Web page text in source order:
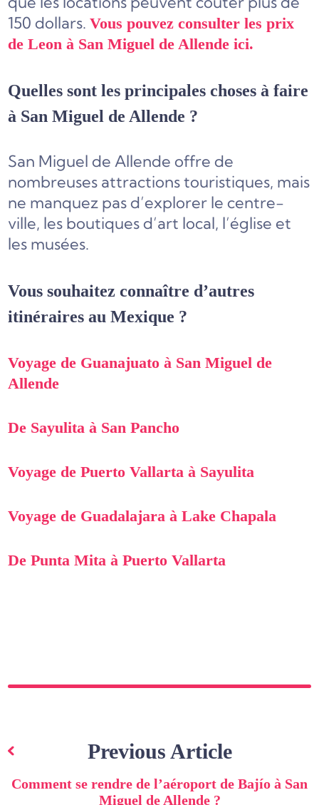
150 dollars.Vous pouvez consulter les prix
de Leon à San Miguel de Allende ici.
Quelles sont les principales choses à faire
à San Miguel de Allende ?
San Miguel de Allende offre de
nombreuses attractions touristiques, mais
ne manquez pas d’explorer le centre-
ville, les boutiques d’art local, l’église et
les musées.
Vous souhaitez connaître d’autres
itinéraires au Mexique ?
Voyage de Guanajuato à San Miguel de
Allende
De Sayulita à San Pancho
Voyage de Puerto Vallarta à Sayulita
Voyage de Guadalajara à Lake Chapala
De Punta Mita à Puerto Vallarta
de
l’article
Previous Article
Comment se rendre de l’aéroport de Bajío à San
Miguel de Allende ?